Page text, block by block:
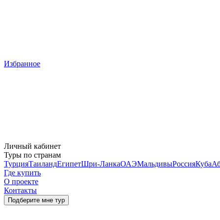
Избранное
Личный кабинет
Туры по странам
ТурцияТаиландЕгипетШри-ЛанкаОАЭМальдивыРоссияКуба
Где купить
О проекте
Контакты
Подберите мне тур